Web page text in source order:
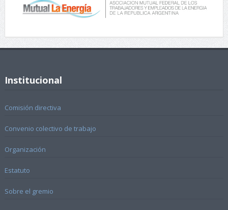
Institucional
Comisión directiva
Convenio colectivo de trabajo
Organización
Estatuto
Sobre el gremio